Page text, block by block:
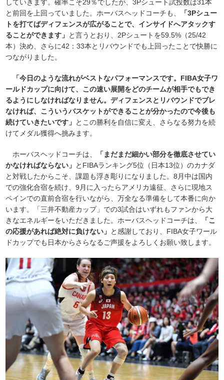
していきます。確率こそ29％でしたが、3Pシュート試投数は31本
と前回を上回っていました。ホーバスヘッドコーチも、
「3Pシュー
トを打てばディフェンスが広がることで、インサイドへアタックす
ることができます」 と言うとおり、2Pシュートを59.5%（25/42
本）決め、さらに42：33本とリバウンドでも上回ったことで快勝に
つながりました。
「今日のような流れがベストなパフォーマンスです。FIBA女子ワ
ールドカップに向けて、この速い展開をどのチームが相手でもでき
るようにしなければなりません。ディフェンスとリバウンドでブレ
なければ、こういうバスケットができることが分かったので今後も
続けていきたいです」 とこの勝利を自信に変え、さらなる努力を続
けてメダル獲得へ挑みます。
ホーバスヘッドコーチは、
「まだまだ細かい部分を徹底させてい
かなければならない」 とFIBAランキング5位（日本13位）のカナダ
と対戦したからこそ、課題も浮き彫りになりました。8月中は国内
での強化合宿を続け、9月に入ったらアメリカ遠征、さらに現地ス
ペインでの直前合宿を行いながら、万全なる準備をして本番に向か
います。「三井不動産カップ」での3試合はいずれもファンから大
きなエネルギーをいただきました。ホーバスヘッドコーチは、
「こ
の応援があれば絶対に負けない」 と感謝しており、FIBA女子ワール
ドカップでも日本からさらなるご声援をよろしくお願い致します。